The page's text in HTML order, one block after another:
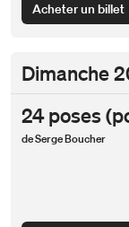
Acheter un billet
Dimanche
24 poses
de Serge Boucher